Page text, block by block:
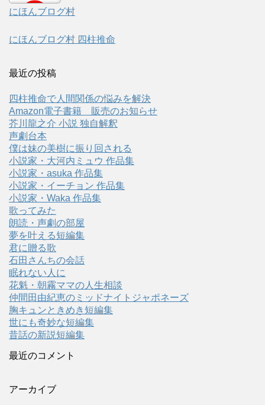
にほんブログ村
にほんブログ村 四柱推命
最近の投稿
四柱推命で人間関係の悩みを解決
Amazon電子書籍 販売のお知らせ
芥川龍之介 小説 独自解釈
声劇台本
僕は妹の美樹に振り回される
小説家・大河内ミュウ 作品集
小説家・asuka 作品集
小説家・イーチョン 作品集
小説家・Waka 作品集
歌ってみた
朗読・声劇の部屋
夢を叶える短編集
君に贈る歌
石田さんちの会話
眠れない人に
花魁・朝霧ママの人生相談
仲間田由紀恵のミッドナイトジャポネーズ
胸キュンときめき短編集
世にも奇妙な短編集
昔話の新説短編集
最近のコメント
アーカイブ